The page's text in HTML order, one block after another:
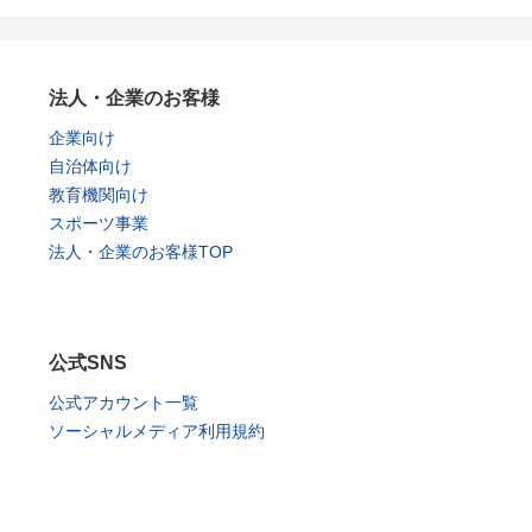
法人・企業のお客様
企業向け
自治体向け
教育機関向け
スポーツ事業
法人・企業のお客様TOP
公式SNS
公式アカウント一覧
ソーシャルメディア利用規約